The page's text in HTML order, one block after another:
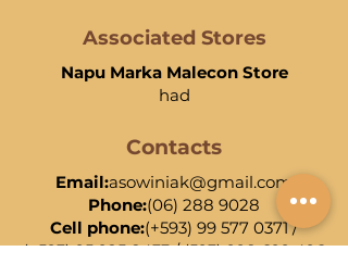
Associated Stores
Napu Marka Malecon Store
had
Contacts
Email:asowiniak@gmail.com
Phone:(06) 288 9028
Cell phone:(+593) 99 577 0371/
(+593)95 925 8433/(593) 998 699 496